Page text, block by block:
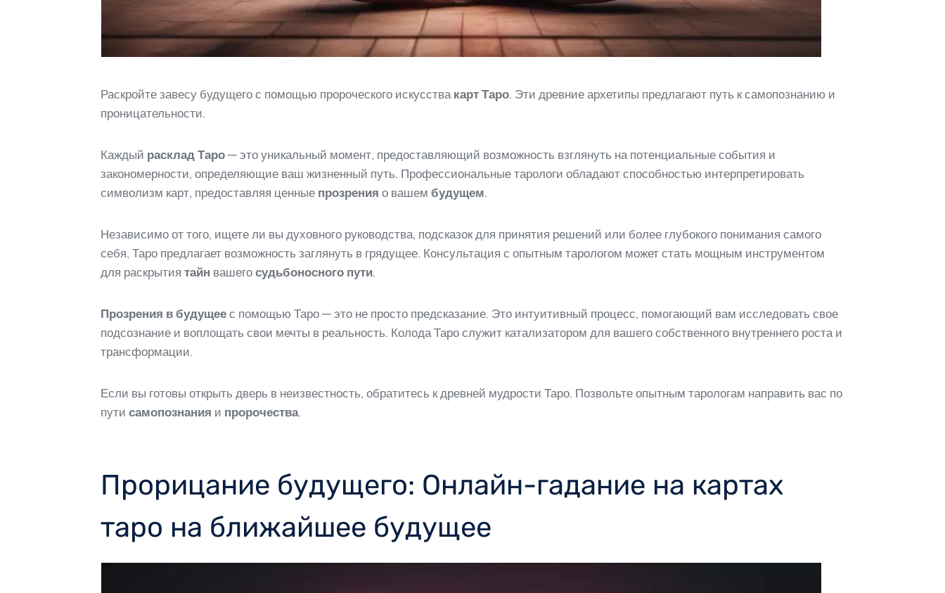
Раскройте завесу будущего с помощью пророческого искусства карт Таро. Эти древние архетипы предлагают путь к самопознанию и
проницательности.
Каждый расклад Таро — это уникальный момент, предоставляющий возможность взглянуть на потенциальные события и
закономерности, определяющие ваш жизненный путь. Профессиональные тарологи обладают способностью интерпретировать
символизм карт, предоставляя ценные прозрения о вашем будущем.
Независимо от того, ищете ли вы духовного руководства, подсказок для принятия решений или более глубокого понимания самого
себя, Таро предлагает возможность заглянуть в грядущее. Консультация с опытным тарологом может стать мощным инструментом
для раскрытия тайн вашего судьбоносного пути.
Прозрения в будущее с помощью Таро — это не просто предсказание. Это интуитивный процесс, помогающий вам исследовать свое
подсознание и воплощать свои мечты в реальность. Колода Таро служит катализатором для вашего собственного внутреннего роста и
трансформации.
Если вы готовы открыть дверь в неизвестность, обратитесь к древней мудрости Таро. Позвольте опытным тарологам направить вас по
пути самопознания и пророчества.
Прорицание будущего: Онлайн-гадание на картах
таро на ближайшее будущее